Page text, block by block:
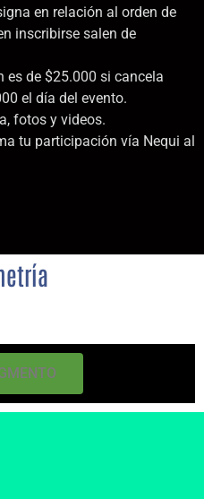
en relación al orden de
inscribirse salen de
es de $25.000 si cancela
el día del evento.
fotos y videos.
tu participación vía Nequi al